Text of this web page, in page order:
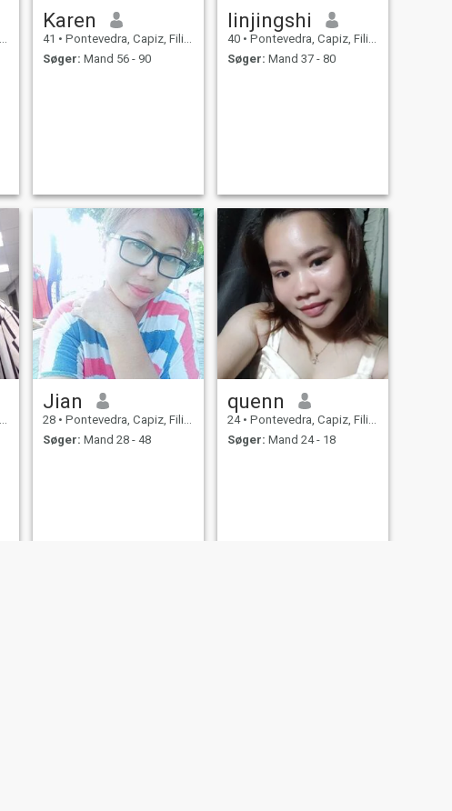
Karen
41 • Pontevedra, Capiz, Filippinerne
Søger: Mand 56 - 90
linjingshi
40 • Pontevedra, Capiz, Filippinerne
Søger: Mand 37 - 80
Jian
28 • Pontevedra, Capiz, Filippinerne
Søger: Mand 28 - 48
quenn
24 • Pontevedra, Capiz, Filippinerne
Søger: Mand 24 - 18